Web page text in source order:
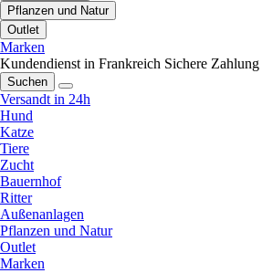
Pflanzen und Natur
Outlet
Marken
Kundendienst in Frankreich Sichere Zahlung
Suchen
Versandt in 24h
Hund
Katze
Tiere
Zucht
Bauernhof
Ritter
Außenanlagen
Pflanzen und Natur
Outlet
Marken